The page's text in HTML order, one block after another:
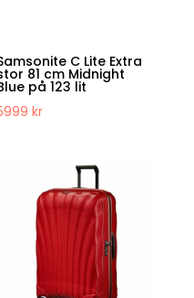
C Lite Extra
81 cm Midnight
på 123 lit
kr